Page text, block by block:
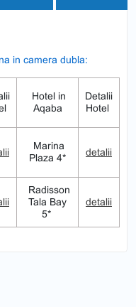
in camera dubla:
Hotel in
Aqaba
Detalii
Hotel
Marina
Plaza 4*
detalii
Radisson
Tala Bay
5*
detalii